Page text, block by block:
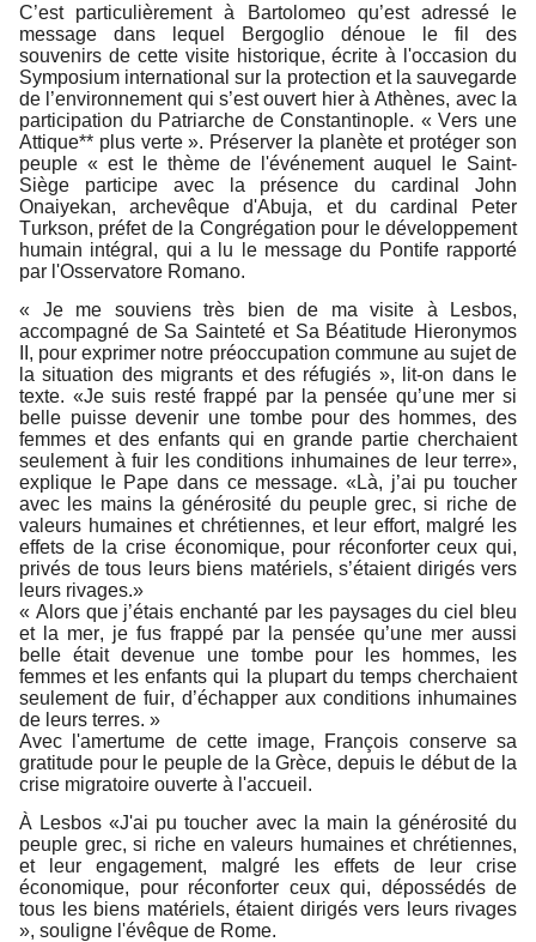
C’est particulièrement à Bartolomeo qu’est adressé le
message dans lequel Bergoglio dénoue le fil des
souvenirs de cette visite historique, écrite à l'occasion du
Symposium international sur la protection et la sauvegarde
de l’environnement qui s’est ouvert hier à Athènes, avec la
participation du Patriarche de Constantinople. « Vers une
Attique** plus verte ». Préserver la planète et protéger son
peuple « est le thème de l'événement auquel le Saint-
Siège participe avec la présence du cardinal John
Onaiyekan, archevêque d'Abuja, et du cardinal Peter
Turkson, préfet de la Congrégation pour le développement
humain intégral, qui a lu le message du Pontife rapporté
par l'Osservatore Romano.
« Je me souviens très bien de ma visite à Lesbos,
accompagné de Sa Sainteté et Sa Béatitude Hieronymos
II, pour exprimer notre préoccupation commune au sujet de
la situation des migrants et des réfugiés », lit-on dans le
texte. «Je suis resté frappé par la pensée qu’une mer si
belle puisse devenir une tombe pour des hommes, des
femmes et des enfants qui en grande partie cherchaient
seulement à fuir les conditions inhumaines de leur terre»,
explique le Pape dans ce message. «Là, j’ai pu toucher
avec les mains la générosité du peuple grec, si riche de
valeurs humaines et chrétiennes, et leur effort, malgré les
effets de la crise économique, pour réconforter ceux qui,
privés de tous leurs biens matériels, s’étaient dirigés vers
leurs rivages.»
« Alors que j’étais enchanté par les paysages du ciel bleu
et la mer, je fus frappé par la pensée qu’une mer aussi
belle était devenue une tombe pour les hommes, les
femmes et les enfants qui la plupart du temps cherchaient
seulement de fuir, d’échapper aux conditions inhumaines
de leurs terres. »
Avec l'amertume de cette image, François conserve sa
gratitude pour le peuple de la Grèce, depuis le début de la
crise migratoire ouverte à l'accueil.
À Lesbos «J'ai pu toucher avec la main la générosité du
peuple grec, si riche en valeurs humaines et chrétiennes,
et leur engagement, malgré les effets de leur crise
économique, pour réconforter ceux qui, dépossédés de
tous les biens matériels, étaient dirigés vers leurs rivages
», souligne l'évêque de Rome.